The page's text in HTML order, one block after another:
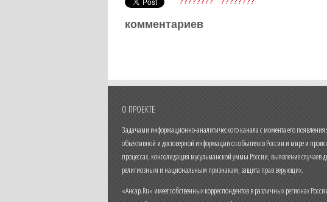
комментариев
О ПРОЕКТЕ
Задачами информационно-аналитического канала с момента его появления
объективной и достоверной информации о событиях в России и мире и
процессах, консолидация мусульманской уммы России, выявление
религиозным и национальным признакам, защита прав верующих.
«Ансар.Ru» имеет собственных корреспондентов в различных регионах